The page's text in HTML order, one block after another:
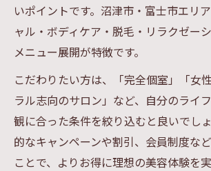
いポイントです。沼津市・富士市エリ
ャル・ボディケア・脱毛・リラクゼー
メニュー展開が特徴です。
こだわりたい方は、「完全個室」「女
ラル志向のサロン」など、自分のライ
観に合った条件を絞り込むと良いでし
的なキャンペーンや割引、会員制度な
ことで、よりお得に理想の美容体験を実